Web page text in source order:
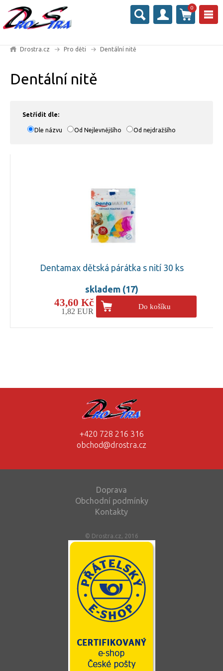
0
Drostra.cz Pro děti Dentální nitě
Dentální nitě
Setřídit dle:
Dle názvu Od Nejlevnějšího Od nejdražšího
Dentamax dětská párátka s nití 30 ks
skladem (17)
43,60 Kč
1,82 EUR
Do košíku
+420 728 216 316
obchod@drostra.cz
Doprava
Obchodní podmínky
Kontakty
© Drostra.cz, 2016